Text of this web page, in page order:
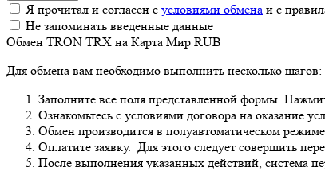
Я прочитал и согласен с условиями обмена и с
Не запоминать введенные данные
Обмен TRON TRX на Карта Мир RUB
Для обмена вам необходимо выполнить несколько шагов:
Заполните все поля представленной формы.
Ознакомьтесь с условиями договора на оказание
Обмен производится в полуавтоматическом
Оплатите заявку. Для этого следует совершить
После выполнения указанных действий, система